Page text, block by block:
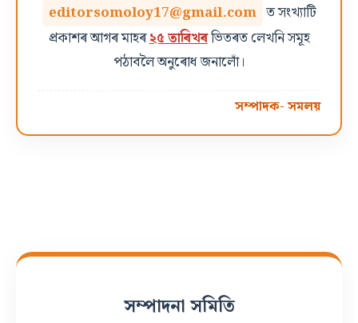
editorsomoloy17@gmail.com ত সংখ্যাটি
প্ৰকাশৰ আগৰ মাহৰ২৫ তাৰিখৰভিতৰত লেখনি সমূহ
পঠাবলৈ অনুৰোধ জনালোঁ।
সম্পাদক- সমলয়
সম্পাদনা সমিতি